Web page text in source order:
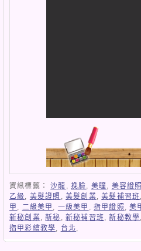
資訊標籤： 沙龍 ,挽臉, 美瞳, 美容證照
乙級 , 美髮證照 ,美髮創業,美髮補習班 ,
甲 , 二級美甲 , 一級美甲 ,指甲證照 ,美
新秘創業,新秘 ,新秘補習班 ,新秘教學,
指甲彩繪教學, 台北,